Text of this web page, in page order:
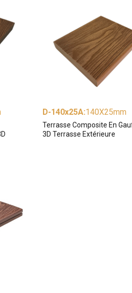
D-140x25A:140X25mm
Terrasse Composite En
3D Terrasse Extérieure